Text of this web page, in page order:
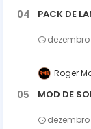
PACK DE
dezembro
Roger
MOD DE
dezembro